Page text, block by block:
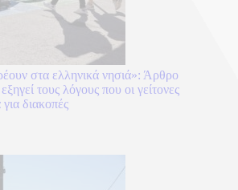
στα ελληνικά νησιά»: Άρθρο
τους λόγους που οι γείτονες
διακοπές